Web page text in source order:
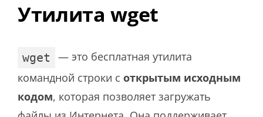
Утилита wget
wget
— это бесплатная утилита
командной строки с открытым исходным
кодом, которая позволяет загружать